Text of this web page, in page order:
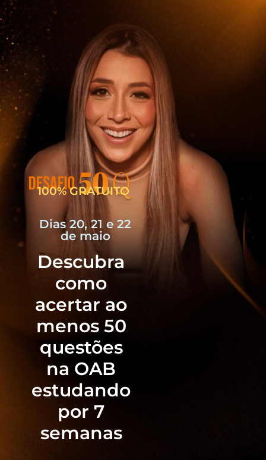
100% GRATUITO
Dias 20, 21 e 22
de maio
Descubra
como
acertar ao
menos 50
questões
na OAB
estudando
por 7
semanas